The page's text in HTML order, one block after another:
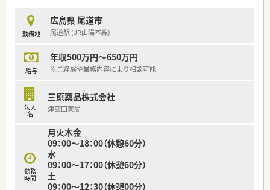
が低く、定着率の高い安定した法人です。
【こんな取り組みをしています】
りつけ薬剤師の活動を積極的に展開しています。
■地域住民の方々へ向けた健康フェアの開催など、お薬以外の面
生の充実や従業員満足度の向上に努めています。
勤務地
広島県 尾道市
尾道駅 (JR山陽本線)
給与
年収500万円～650万円
※ご経験や業務内容により相談可能
法人
名
三原薬品株式会社
津部田薬局
勤務
時間
月火木金
09：00～18：00（休憩60分）
水
09：00～17：00（休憩60分）
土
09：00～12：30（休憩00分）